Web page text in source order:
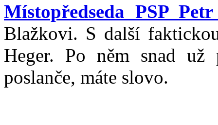
Místopředseda PSP
Blažkovi. S další
Heger. Po něm snad už
poslanče, máte slovo.